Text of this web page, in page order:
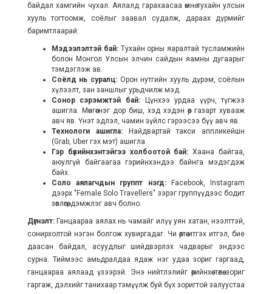
байдал хамгийн чухал. Аялалд гарахаасаа өмнө тухайн улсын
хууль тогтоомж, соёлыг заавал судалж, дараах дүрмийг
баримтлаарай:
Мэдээлэлтэй бай:Тухайн орны яаралтай тусламжийн
болон Монгол Улсын элчин сайдын яамны дугаарыг
тэмдэглэж ав.
Соёлд нь суралц: Орон нутгийн хууль дүрэм, соёлын
хүлээлт, зан заншлыг урьдчилж мэд.
Сонор сэрэмжтэй бай:Цүнхээ урдаа үүрч, түгжээ
ашигла. Мөнгөө нэг дор биш, хэд хэдэн өөр газарт хувааж
авч яв. Үнэт эдлэл, чамин зүйлс гэрээсээ бүү авч яв.
Технологи ашигла:Найдвартай такси аппликейшн
(Grab, Uber гэх мэт) ашигла.
Гэр бүлийнхэнтэйгээ холбоотой бай: Хаана байгаа,
аюулгүй байгаагаа гэрийнхэндээ байнга мэдэгдэж
байх.
Соло аялагчдын группт нэгд:Facebook, Instagram
дээрх "Female Solo Travellers" зэрэг группүүдээс бодит
зөвлөгөө, дэмжлэг авч болно.
Дүгнэлт:Ганцаараа аялах нь чамайг илүү уян хатан, нээлттэй,
сонирхолтой нэгэн болгож хувиргадаг. Чи өөртөө итгэх итгэл, бие
даасан байдал, асуудлыг шийдвэрлэх чадварыг эндээс
сурна. Тиймээс амьдралдаа ядаж нэг удаа зориг гаргаад,
ганцаараа аялаад үзээрэй. Энэ нийтлэлийг өөрийнхөө төлөө зориг
гаргаж, дэлхийг танихаар тэмүүлж буй бүх зоригтой залуустаа